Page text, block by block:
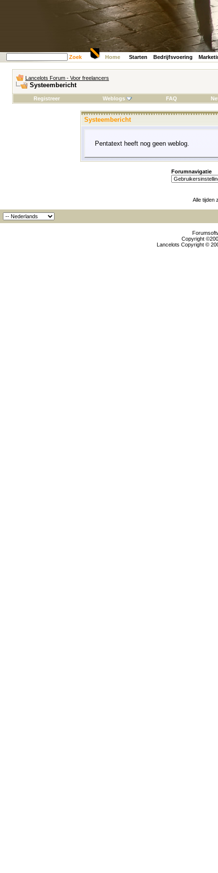
Zoek Home Starten Bedrijfsvoering
Lancelots Forum - Voor freelancers
Systeembericht
Registreer Weblogs FAQ
Systeembericht
Pentatext heeft nog geen weblog.
Forumnavigatie
Alle tijden
Copyright
Lancelots Copyright ©